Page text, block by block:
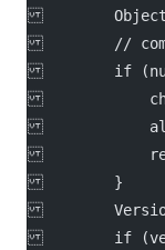
Object
// come
if (null ==
}
Version
if